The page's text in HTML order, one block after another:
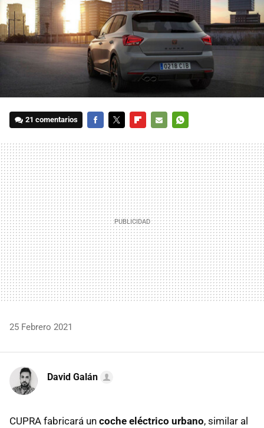
21 comentarios
MAIL
25 Febrero 2021
David Galán
CUPRA fabricará un coche eléctrico urbano, similar al